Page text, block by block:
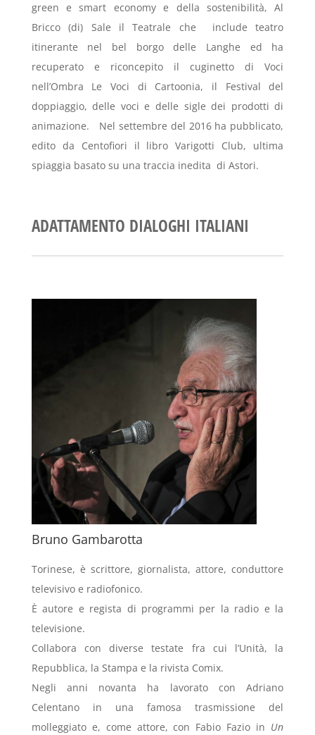
green e smart economy e della sostenibilità, Al
Bricco (di) Sale il Teatrale che include teatro
itinerante nel bel borgo delle Langhe ed ha
recuperato e riconcepito il cuginetto di Voci
nell’Ombra Le Voci di Cartoonia, il Festival del
doppiaggio, delle voci e delle sigle dei prodotti di
animazione. Nel settembre del 2016 ha pubblicato,
edito da Centofiori il libro Varigotti Club, ultima
spiaggia basato su una traccia inedita di Astori.
ADATTAMENTO DIALOGHI ITALIANI
Bruno Gambarotta
Torinese, è scrittore, giornalista, attore, conduttore
televisivo e radiofonico.
È autore e regista di programmi per la radio e la
televisione.
Collabora con diverse testate fra cui l’Unità, la
Repubblica, la Stampa e la rivista Comix.
Negli anni novanta ha lavorato con Adriano
Celentano in una famosa trasmissione del
molleggiato e, come attore, con Fabio Fazio in Un